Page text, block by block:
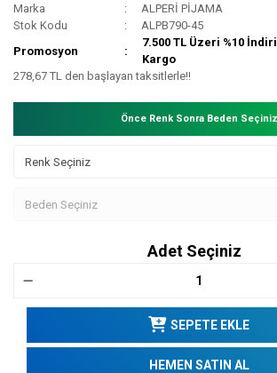
Marka
ALPERİ PİJAMA
Stok Kodu
ALPB790-45
Promosyon
7.500 TL Üzeri %10
Kargo
278,67 TL den başlayan taksitlerle!!
Önce Renk Sonra Beden Seçiniz
Adet Seçiniz
SEPETE EKLE
HEMEN SATIN AL